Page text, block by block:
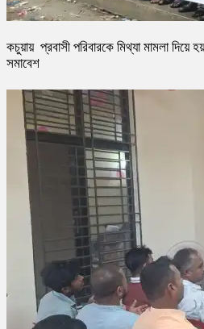
কচুয়ায় প্রবাসী পরিবারকে মিথ্যা মামলা দিয়ে
সমাবেশ